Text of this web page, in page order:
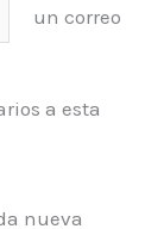
un correo
a esta
nueva